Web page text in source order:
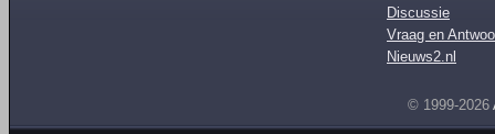
Discussie
Vraag en
Nieuws2.nl
© 1999-2026